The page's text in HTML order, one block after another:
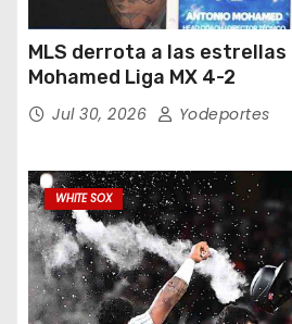
MLS derrota a las estrellas
Mohamed Liga MX 4-2
Jul 30, 2026 Yodeportes
WHITE SOX